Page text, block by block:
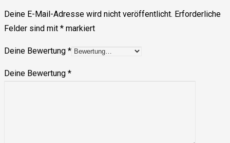
Deine E-Mail-Adresse wird nicht veröffentlicht. Erforderliche
Felder sind mit * markiert
Deine Bewertung *
Deine Bewertung *